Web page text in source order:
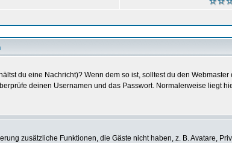
du eine Nachricht)? Wenn dem so ist, solltest du den
deinen Usernamen und das Passwort. Normalerweise liegt
zusätzliche Funktionen, die Gäste nicht haben, z. B. Avatare,